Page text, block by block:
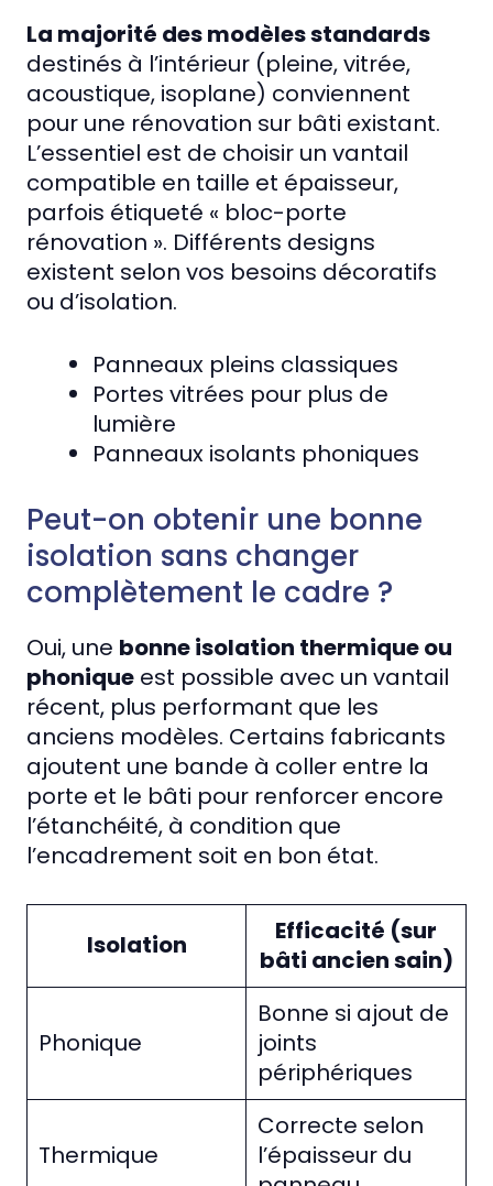
La majorité des modèles standards
destinés à l’intérieur (pleine, vitrée,
acoustique, isoplane) conviennent
pour une rénovation sur bâti existant.
L’essentiel est de choisir un vantail
compatible en taille et épaisseur,
parfois étiqueté « bloc-porte
rénovation ». Différents designs
existent selon vos besoins décoratifs
ou d’isolation.
Panneaux pleins classiques
Portes vitrées pour plus de
lumière
Panneaux isolants phoniques
Peut-on obtenir une bonne
isolation sans changer
complètement le cadre ?
Oui, une bonne isolation thermique ou
phonique est possible avec un vantail
récent, plus performant que les
anciens modèles. Certains fabricants
ajoutent une bande à coller entre la
porte et le bâti pour renforcer encore
l’étanchéité, à condition que
l’encadrement soit en bon état.
Isolation
Efficacité (sur
bâti ancien sain)
Phonique
Bonne si ajout de
joints
périphériques
Thermique
Correcte selon
l’épaisseur du